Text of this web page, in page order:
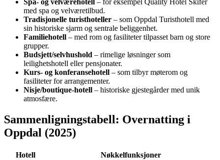
Spa- og velværehotell – for eksempel Quality Hotel Skifer
med spa og velværetilbud.
Tradisjonelle turisthoteller – som Oppdal Turisthotell med
sin historiske sjarm og sentrale beliggenhet.
Familiehotell – med rom og fasiliteter tilpasset barn og store
grupper.
Budsjett/selvhushold – rimelige løsninger som
leilighetshotell eller pensjonater.
Kurs- og konferansehotell – som tilbyr møterom og
fasiliteter for arrangementer.
Nisje/boutique-hotell – historiske gjestegårder med unik
atmosfære.
Sammenligningstabell: Overnatting i
Oppdal (2025)
Hotell
Nøkkelfunksjoner